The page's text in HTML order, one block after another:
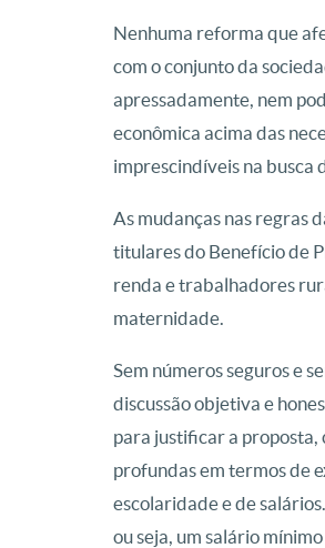
Nenhuma reforma que
com o conjunto da
apressadamente, nem
econômica acima das
imprescindíveis na busca
As mudanças nas regras
titulares do Benefício de
renda e trabalhadores
maternidade.
Sem números seguros e
discussão objetiva e
para justificar a proposta,
profundas em termos de
escolaridade e de
ou seja, um salário